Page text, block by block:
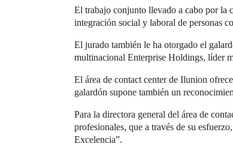
El trabajo conjunto llevado a cabo por la
integración social y laboral de personas
El jurado también le ha otorgado el
multinacional Enterprise Holdings, líder
El área de contact center de Ilunion
galardón supone también un
Para la directora general del área de
profesionales, que a través de su
Excelencia”.